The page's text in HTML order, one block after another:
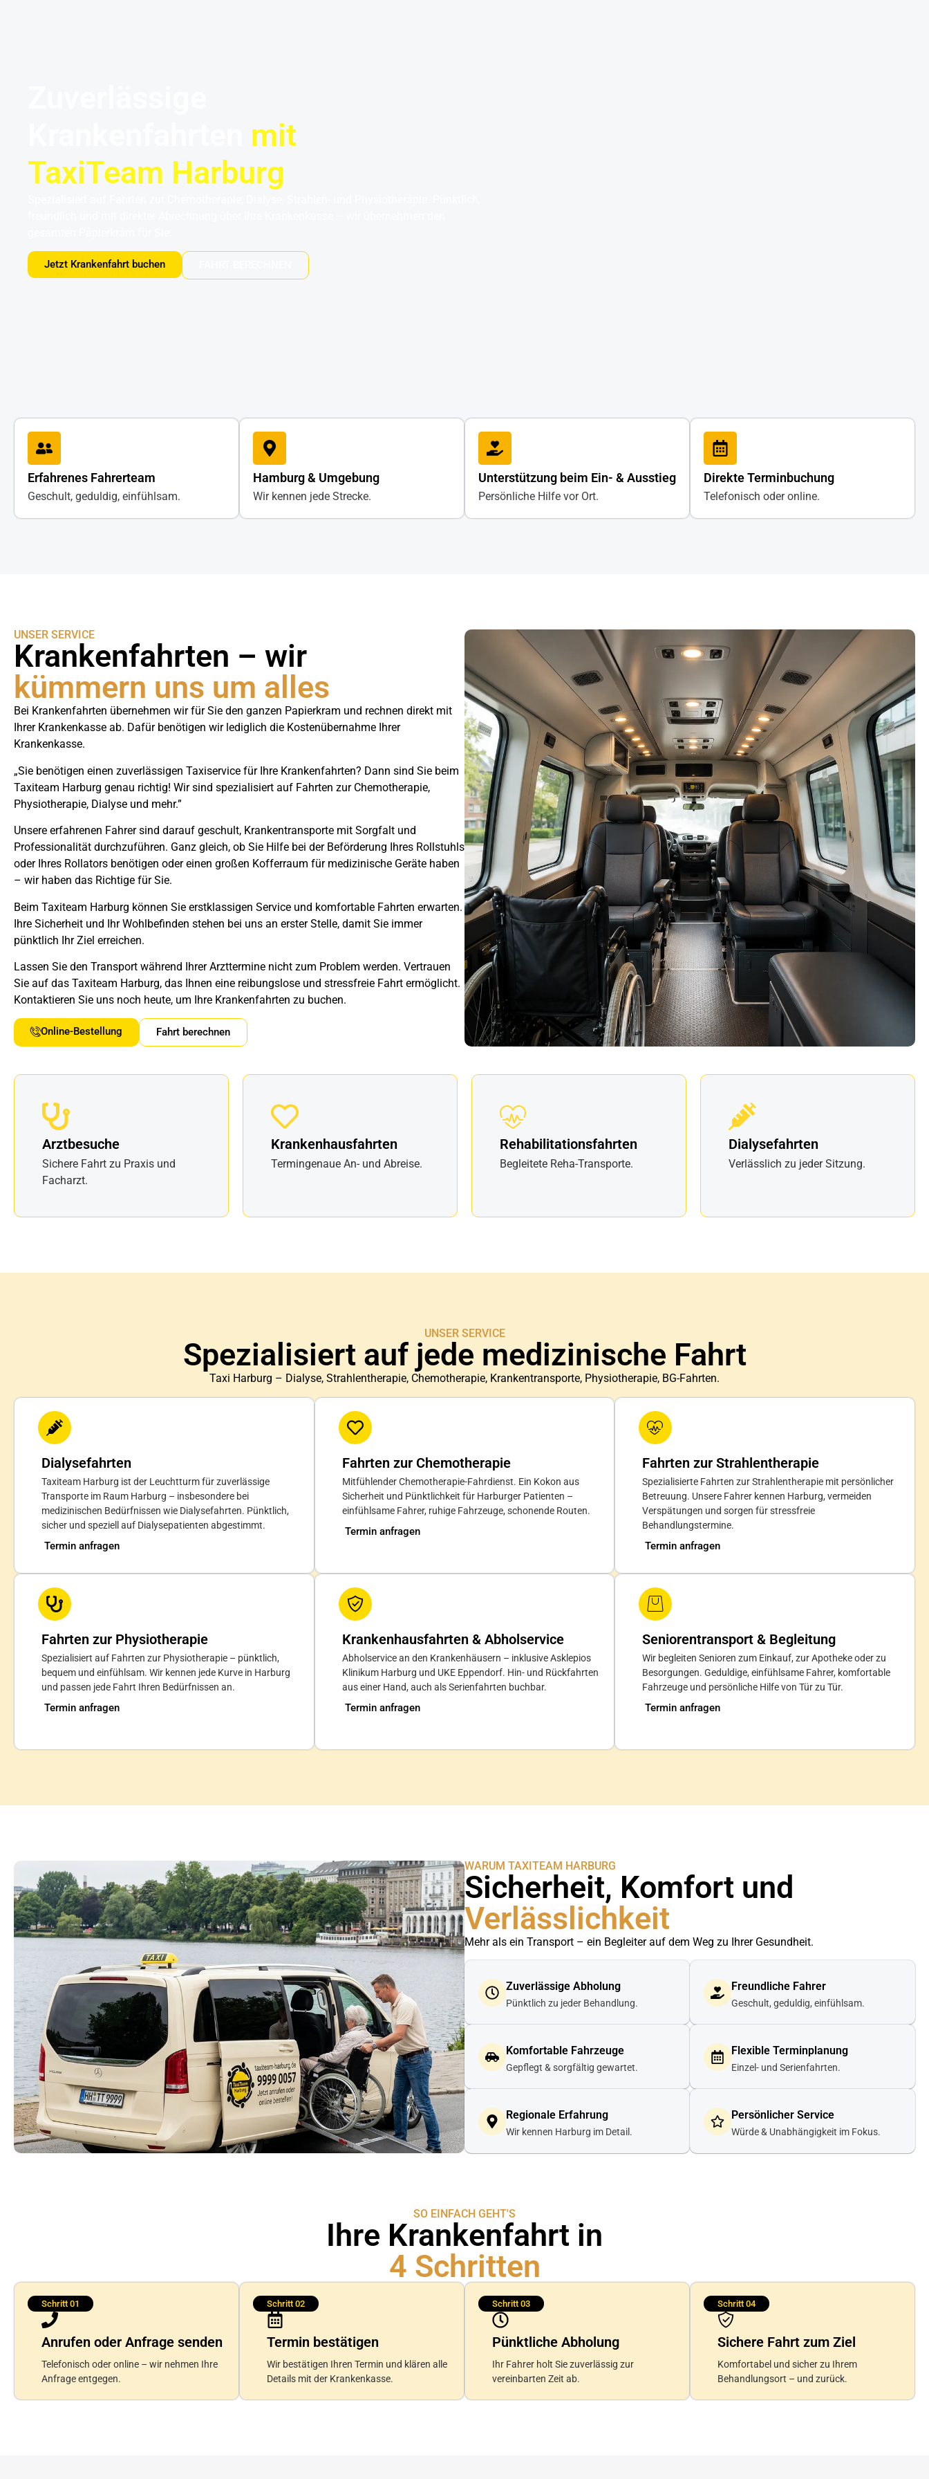
mit
TaxiTeam Harburg
Jetzt Krankenfahrt buchen
Erfahrenes Fahrerteam
Geschult, geduldig, einfühlsam.
Hamburg & Umgebung
Wir kennen jede Strecke.
Unterstützung beim Ein- & Ausstieg
Persönliche Hilfe vor Ort.
Direkte Terminbuchung
Telefonisch oder online.
UNSER SERVICE
Krankenfahrten – wir
kümmern uns um alles
Bei Krankenfahrten übernehmen wir für Sie den ganzen Papierkram und rechnen direkt mit
Ihrer Krankenkasse ab. Dafür benötigen wir lediglich die Kostenübernahme Ihrer
Krankenkasse.
„Sie benötigen einen zuverlässigen Taxiservice für Ihre Krankenfahrten? Dann sind Sie beim
Taxiteam Harburg genau richtig! Wir sind spezialisiert auf Fahrten zur Chemotherapie,
Physiotherapie, Dialyse und mehr.”
Unsere erfahrenen Fahrer sind darauf geschult, Krankentransporte mit Sorgfalt und
Professionalität durchzuführen. Ganz gleich, ob Sie Hilfe bei der Beförderung Ihres Rollstuhls
oder Ihres Rollators benötigen oder einen großen Kofferraum für medizinische Geräte haben
– wir haben das Richtige für Sie.
Beim Taxiteam Harburg können Sie erstklassigen Service und komfortable Fahrten erwarten.
Ihre Sicherheit und Ihr Wohlbefinden stehen bei uns an erster Stelle, damit Sie immer
pünktlich Ihr Ziel erreichen.
Lassen Sie den Transport während Ihrer Arzttermine nicht zum Problem werden. Vertrauen
Sie auf das Taxiteam Harburg, das Ihnen eine reibungslose und stressfreie Fahrt ermöglicht.
Kontaktieren Sie uns noch heute, um Ihre Krankenfahrten zu buchen.
Online-Bestellung Fahrt berechnen
Arztbesuche
Sichere Fahrt zu Praxis und
Facharzt.
Krankenhausfahrten
Termingenaue An- und Abreise.
Rehabilitationsfahrten
Begleitete Reha-Transporte.
Dialysefahrten
Verlässlich zu jeder Sitzung.
UNSER SERVICE
Spezialisiert auf jede medizinische Fahrt
Taxi Harburg – Dialyse, Strahlentherapie, Chemotherapie, Krankentransporte, Physiotherapie, BG-Fahrten.
Dialysefahrten
Taxiteam Harburg ist der Leuchtturm für zuverlässige
Transporte im Raum Harburg – insbesondere bei
medizinischen Bedürfnissen wie Dialysefahrten. Pünktlich,
sicher und speziell auf Dialysepatienten abgestimmt.
Termin anfragen
Fahrten zur Chemotherapie
Mitfühlender Chemotherapie-Fahrdienst. Ein Kokon aus
Sicherheit und Pünktlichkeit für Harburger Patienten –
einfühlsame Fahrer, ruhige Fahrzeuge, schonende Routen.
Termin anfragen
Fahrten zur Strahlentherapie
Spezialisierte Fahrten zur Strahlentherapie mit persönlicher
Betreuung. Unsere Fahrer kennen Harburg, vermeiden
Verspätungen und sorgen für stressfreie
Behandlungstermine.
Termin anfragen
Fahrten zur Physiotherapie
Spezialisiert auf Fahrten zur Physiotherapie – pünktlich,
bequem und einfühlsam. Wir kennen jede Kurve in Harburg
und passen jede Fahrt Ihren Bedürfnissen an.
Termin anfragen
Krankenhausfahrten & Abholservice
Abholservice an den Krankenhäusern – inklusive Asklepios
Klinikum Harburg und UKE Eppendorf. Hin- und Rückfahrten
aus einer Hand, auch als Serienfahrten buchbar.
Termin anfragen
Seniorentransport & Begleitung
Wir begleiten Senioren zum Einkauf, zur Apotheke oder zu
Besorgungen. Geduldige, einfühlsame Fahrer, komfortable
Fahrzeuge und persönliche Hilfe von Tür zu Tür.
Termin anfragen
WARUM TAXITEAM HARBURG
Sicherheit, Komfort und
Verlässlichkeit
Mehr als ein Transport – ein Begleiter auf dem Weg zu Ihrer Gesundheit.
Zuverlässige Abholung
Pünktlich zu jeder Behandlung.
Freundliche Fahrer
Geschult, geduldig, einfühlsam.
Komfortable Fahrzeuge
Gepflegt & sorgfältig gewartet.
Flexible Terminplanung
Einzel- und Serienfahrten.
Regionale Erfahrung
Wir kennen Harburg im Detail.
Persönlicher Service
Würde & Unabhängigkeit im Fokus.
SO EINFACH GEHT'S
Ihre Krankenfahrt in
4 Schritten
Schritt 01
Anrufen oder Anfrage senden
Telefonisch oder online – wir nehmen Ihre
Anfrage entgegen.
Schritt 02
Termin bestätigen
Wir bestätigen Ihren Termin und klären alle
Details mit der Krankenkasse.
Schritt 03
Pünktliche Abholung
Ihr Fahrer holt Sie zuverlässig zur
vereinbarten Zeit ab.
Schritt 04
Sichere Fahrt zum Ziel
Komfortabel und sicher zu Ihrem
Behandlungsort – und zurück.